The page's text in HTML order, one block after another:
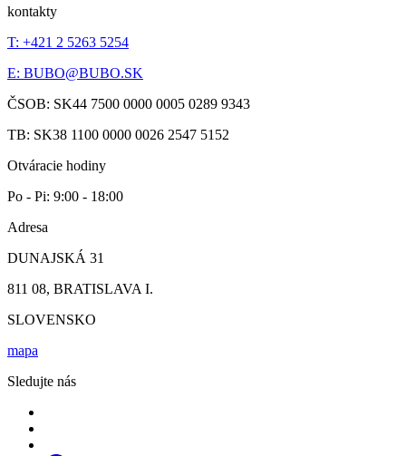
kontakty
T: +421 2 5263 5254
E: BUBO@BUBO.SK
ČSOB: SK44 7500 0000 0005 0289 9343
TB: SK38 1100 0000 0026 2547 5152
Otváracie hodiny
Po - Pi: 9:00 - 18:00
Adresa
DUNAJSKÁ 31
811 08, BRATISLAVA I.
SLOVENSKO
mapa
Sledujte nás